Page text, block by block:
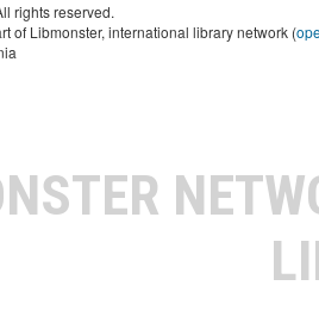
rights reserved.
of Libmonster, international library network (